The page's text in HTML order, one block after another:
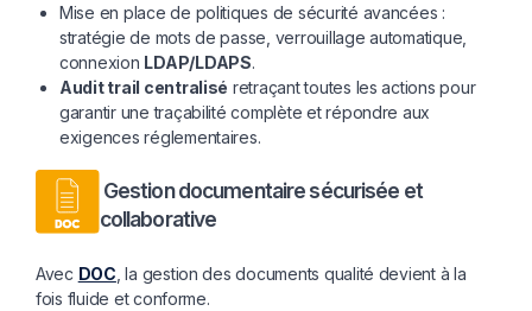
Mise en place de politiques de sécurité avancées :
stratégie de mots de passe, verrouillage automatique,
connexion LDAP/LDAPS.
Audit trail centralisé retraçant toutes les actions pour
garantir une traçabilité complète et répondre aux
exigences réglementaires.
Gestion documentaire sécurisée et
collaborative
Avec DOC , la gestion des documents qualité devient à la
fois fluide et conforme.